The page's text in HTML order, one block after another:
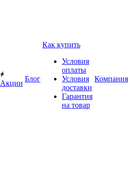
Акции
Блог
Как купить
Условия
оплаты
Условия
доставки
Гарантия
на товар
Компания